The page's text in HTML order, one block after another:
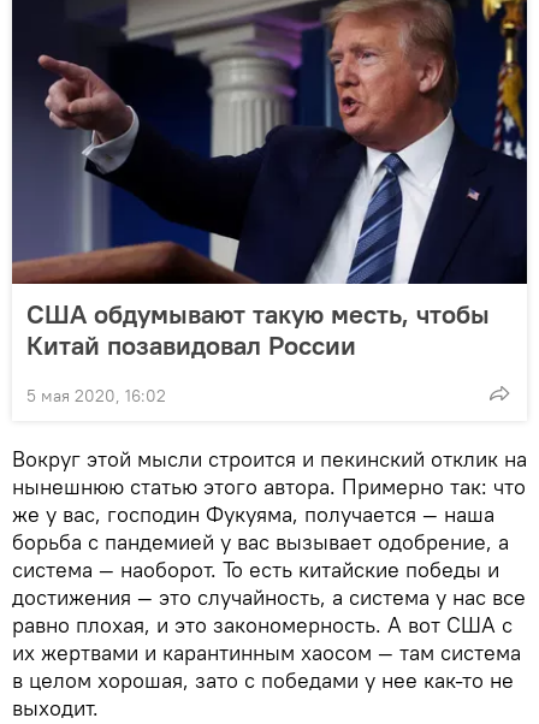
США обдумывают такую месть, чтобы
Китай позавидовал России
5 мая 2020, 16:02
Вокруг этой мысли строится и пекинский отклик на
нынешнюю статью этого автора. Примерно так: что
же у вас, господин Фукуяма, получается — наша
борьба с пандемией у вас вызывает одобрение, а
система — наоборот. То есть китайские победы и
достижения — это случайность, а система у нас все
равно плохая, и это закономерность. А вот США с
их жертвами и карантинным хаосом — там система
в целом хорошая, зато с победами у нее как-то не
выходит.